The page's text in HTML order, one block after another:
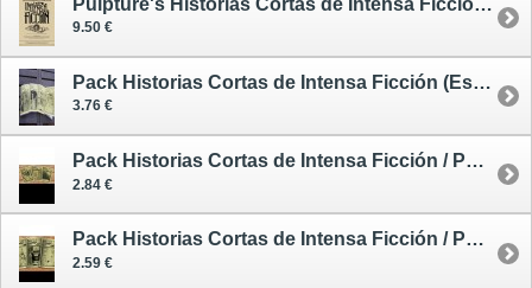
9.50 €
Pack Historias Cortas de Intensa Ficción (Especial Sherlock Holmes) / Pulpture's Historias Cortas de Intensa Ficción 22-25
3.76 €
Pack Historias Cortas de Intensa Ficción / Pulpture's Historias Cortas de Intensa Ficción 26-28
2.84 €
Pack Historias Cortas de Intensa Ficción / Pulpture's Historias Cortas de Intensa Ficción 34-36
2.59 €